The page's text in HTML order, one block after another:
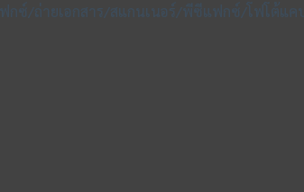
ซ์/ถ่ายเอกสาร/สแกนเนอร์/พีซีแฟกซ์/โฟโต้แค